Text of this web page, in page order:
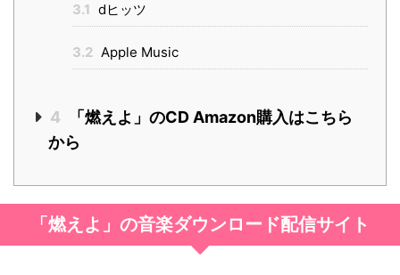
3.1 dヒッツ
3.2 Apple Music
4
「燃えよ」のCD Amazon購入はこちら
から
「燃えよ」の音楽ダウンロード配信サイト